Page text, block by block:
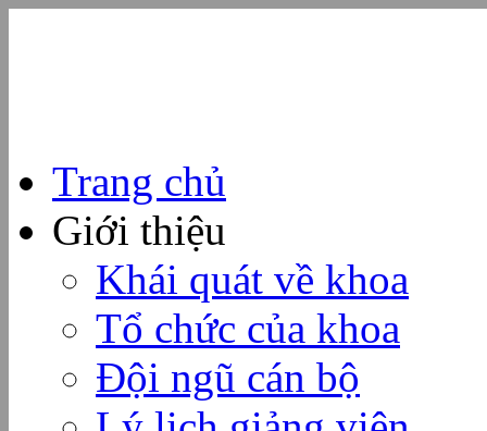
Trang chủ
Giới thiệu
Khái quát về khoa
Tổ chức của khoa
Đội ngũ cán bộ